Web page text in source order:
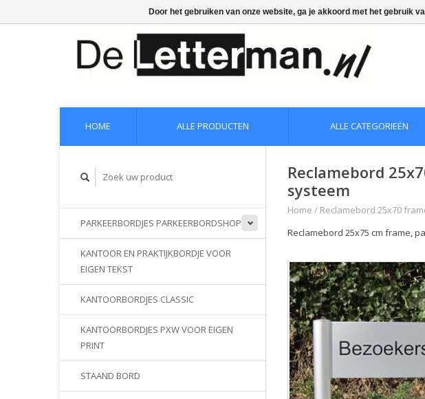
HOME ALLE PRODUCTEN ALLE CATEGORIEËN
PARKEERBORDJES PARKEERBORDSHOP
KANTOOR EN PRAKTIJKBORDJE VOOR
EIGEN TEKST
KANTOORBORDJES CLASSIC
KANTOORBORDJES PXW VOOR EIGEN
PRINT
STAAND BORD
Reclamebord
systeem
Home / Reclamebord 25x70
Reclamebord 25x75 cm frame,
Door het gebruiken van onze website, ga je akkoord met het gebruik